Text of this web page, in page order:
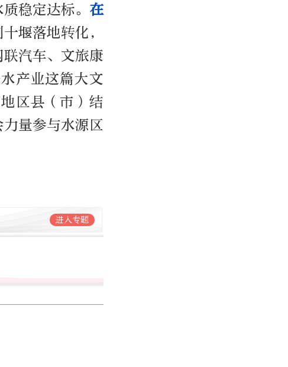
稳定达标。 在
堰落地转化，
汽车、文旅康
产业这篇大文
区县（市）结
量参与水源区
进入专题